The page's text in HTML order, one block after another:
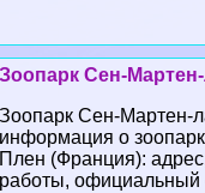
Зоопарк Сен-
Зоопарк Сен-Мартен-
информация о
Плен (Франция):
работы, официальный